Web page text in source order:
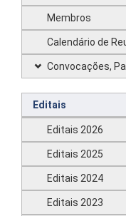
Membros
Calendário de
Convocações,
Editais
Editais 2026
Editais 2025
Editais 2024
Editais 2023